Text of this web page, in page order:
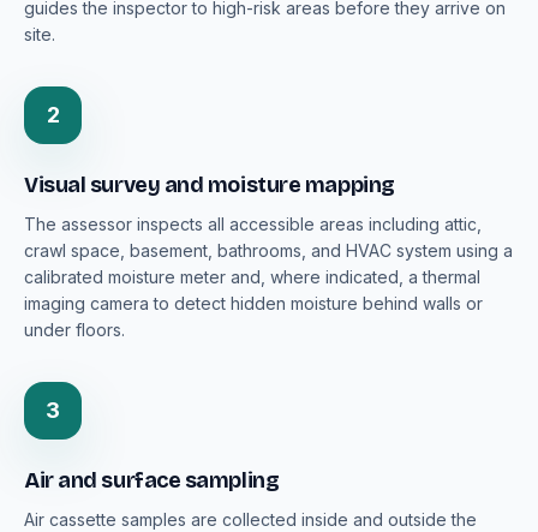
guides the inspector to high-risk areas before they arrive on
site.
2
Visual survey and moisture mapping
The assessor inspects all accessible areas including attic,
crawl space, basement, bathrooms, and HVAC system using a
calibrated moisture meter and, where indicated, a thermal
imaging camera to detect hidden moisture behind walls or
under floors.
3
Air and surface sampling
Air cassette samples are collected inside and outside the